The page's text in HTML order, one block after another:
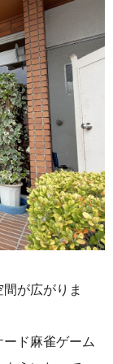
が広がりま
ド麻雀ゲーム